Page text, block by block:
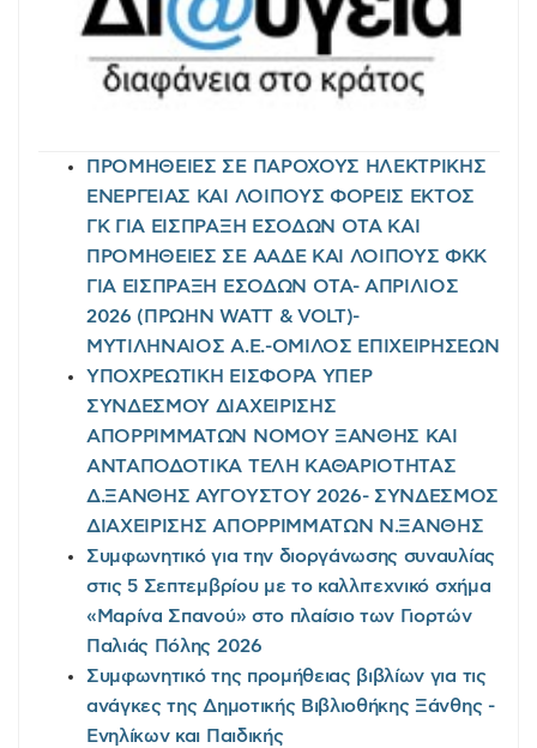
ΠΡΟΜΗΘΕΙΕΣ ΣΕ ΠΑΡΟΧΟΥΣ ΗΛΕΚΤΡΙΚΗΣ
ΕΝΕΡΓΕΙΑΣ ΚΑΙ ΛΟΙΠΟΥΣ ΦΟΡΕΙΣ ΕΚΤΟΣ
ΓΚ ΓΙΑ ΕΙΣΠΡΑΞΗ ΕΣΟΔΩΝ ΟΤΑ ΚΑΙ
ΠΡΟΜΗΘΕΙΕΣ ΣΕ ΑΑΔΕ ΚΑΙ ΛΟΙΠΟΥΣ ΦΚΚ
ΓΙΑ ΕΙΣΠΡΑΞΗ ΕΣΟΔΩΝ ΟΤΑ- ΑΠΡΙΛΙΟΣ
2026 (ΠΡΩΗΝ WATT & VOLT)-
ΜΥΤΙΛΗΝΑΙΟΣ Α.Ε.-ΟΜΙΛΟΣ ΕΠΙΧΕΙΡΗΣΕΩΝ
ΥΠΟΧΡΕΩΤΙΚΗ ΕΙΣΦΟΡΑ ΥΠΕΡ
ΣΥΝΔΕΣΜΟΥ ΔΙΑΧΕΙΡΙΣΗΣ
ΑΠΟΡΡΙΜΜΑΤΩΝ ΝΟΜΟΥ ΞΑΝΘΗΣ ΚΑΙ
ΑΝΤΑΠΟΔΟΤΙΚΑ ΤΕΛΗ ΚΑΘΑΡΙΟΤΗΤΑΣ
Δ.ΞΑΝΘΗΣ ΑΥΓΟΥΣΤΟΥ 2026- ΣΥΝΔΕΣΜΟΣ
ΔΙΑΧΕΙΡΙΣΗΣ ΑΠΟΡΡΙΜΜΑΤΩΝ Ν.ΞΑΝΘΗΣ
Συμφωνητικό για την διοργάνωσης συναυλίας
στις 5 Σεπτεμβρίου με το καλλιτεχνικό σχήμα
«Μαρίνα Σπανού» στο πλαίσιο των Γιορτών
Παλιάς Πόλης 2026
Συμφωνητικό της προμήθειας βιβλίων για τις
ανάγκες της Δημοτικής Βιβλιοθήκης Ξάνθης -
Ενηλίκων και Παιδικής